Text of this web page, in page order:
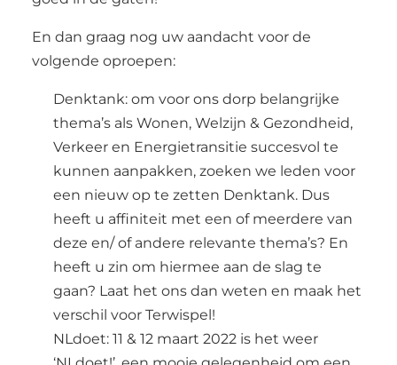
En dan graag nog uw aandacht voor de
volgende oproepen:
Denktank: om voor ons dorp belangrijke
thema’s als Wonen, Welzijn & Gezondheid,
Verkeer en Energietransitie succesvol te
kunnen aanpakken, zoeken we leden voor
een nieuw op te zetten Denktank. Dus
heeft u affiniteit met een of meerdere van
deze en/ of andere relevante thema’s? En
heeft u zin om hiermee aan de slag te
gaan? Laat het ons dan weten en maak het
verschil voor Terwispel!
NLdoet: 11 & 12 maart 2022 is het weer